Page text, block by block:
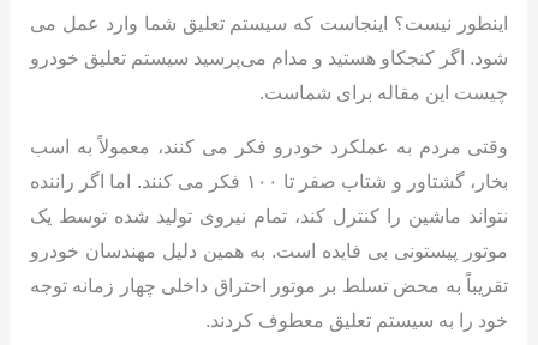
اینطور نیست؟ اینجاست که سیستم تعلیق شما وارد عمل می
شود. اگر کنجکاو هستید و مدام می‌پرسید سیستم تعلیق خودرو
چیست این مقاله برای شماست.
وقتی مردم به عملکرد خودرو فکر می کنند، معمولاً به اسب
بخار، گشتاور و شتاب صفر تا ۱۰۰ فکر می کنند. اما اگر راننده
نتواند ماشین را کنترل کند، تمام نیروی تولید شده توسط یک
موتور پیستونی بی فایده است. به همین دلیل مهندسان خودرو
تقریباً به محض تسلط بر موتور احتراق داخلی چهار زمانه توجه
خود را به سیستم تعلیق معطوف کردند.